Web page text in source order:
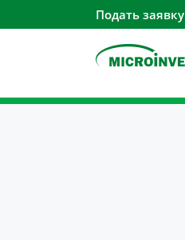
Подать заявку